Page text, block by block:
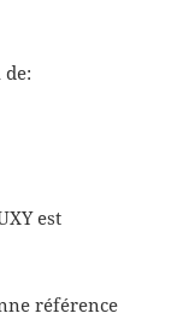
de:
est
référence